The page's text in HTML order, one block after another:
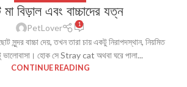
বিড়াল এবং বাচ্চাদের যত্ন
PetLover 1
সুন্দর বাচ্চা দেয়, তখন তারা চায় একটু নিরাপদস্থান, নিয়মিত
ভালোবাসা। হোক সে Stray cat অথবা ঘরে পালা...
CONTINUE READING